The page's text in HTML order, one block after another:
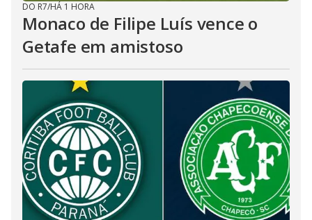
DO R7/HÁ 1 HORA
Monaco de Filipe Luís vence o
Getafe em amistoso